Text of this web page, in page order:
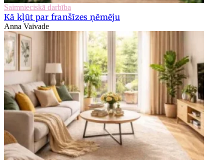
Saimnieciskā darbība
Kā kļūt par franšīzes ņēmēju
Anna Vaivade